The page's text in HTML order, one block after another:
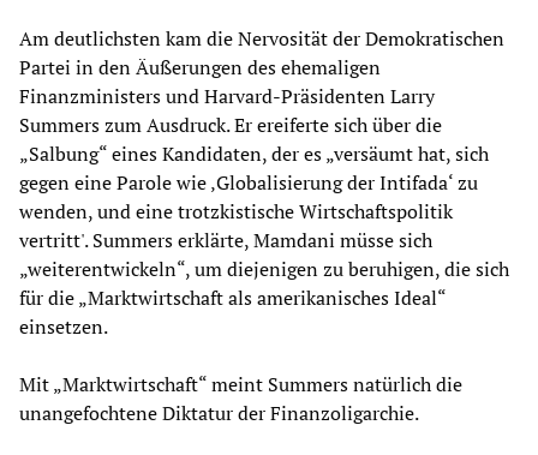
Am deutlichsten kam die Nervosität der Demokratischen
Partei in den Äußerungen des ehemaligen
Finanzministers und Harvard-Präsidenten Larry
Summers zum Ausdruck. Er ereiferte sich über die
„Salbung“ eines Kandidaten, der es „versäumt hat, sich
gegen eine Parole wie ‚Globalisierung der Intifada‘ zu
wenden, und eine trotzkistische Wirtschaftspolitik
vertritt'. Summers erklärte, Mamdani müsse sich
„weiterentwickeln“, um diejenigen zu beruhigen, die sich
für die „Marktwirtschaft als amerikanisches Ideal“
einsetzen.
Mit „Marktwirtschaft“ meint Summers natürlich die
unangefochtene Diktatur der Finanzoligarchie.